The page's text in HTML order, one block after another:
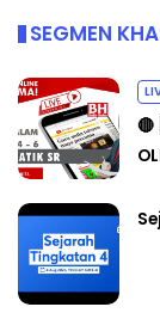
SEGMEN
🔴